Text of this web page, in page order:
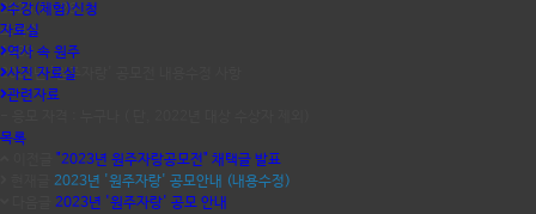
수강(체험)신청
자료실
역사 속 원주
사진 자료실
관련자료
2023.11.26
조회수
1489
2023년 '원주자랑' 공모전 내용수정 사항
목록
"2023년 원주자랑공모전" 채택글 발표
2023년 '원주자랑' 공모안내 (내용수정)
2023년 '원주자랑' 공모 안내